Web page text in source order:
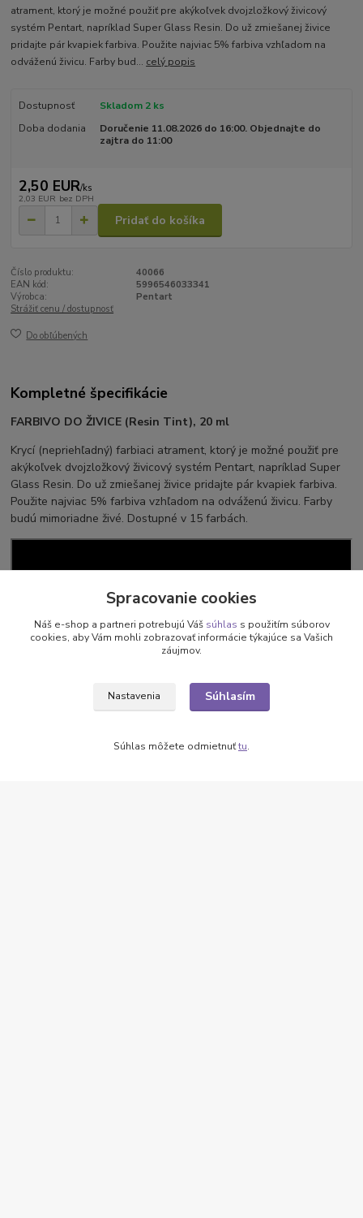
atrament, ktorý je možné použiť pre akýkoľvek dvojzložkový živicový
systém Pentart, napríklad Super Glass Resin. Do už zmiešanej živice
pridajte pár kvapiek farbiva. Použite najviac 5% farbiva vzhľadom na
odváženú živicu. Farby bud... celý popis
Dostupnosť
Skladom 2 ks
Doba dodania
Doručenie 11.08.2026 do 16:00. Objednajte do
zajtra do 11:00
2,50 EUR/ks
2,03 EUR bez DPH
Pridať do košíka
Číslo produktu:
40066
EAN kód:
5996546033341
Výrobca:
Pentart
Strážiť cenu / dostupnosť
Do obľúbených
Kompletné špecifikácie
FARBIVO DO ŽIVICE (Resin Tint), 20 ml
Krycí (nepriehľadný) farbiaci atrament, ktorý je možné použiť pre
akýkoľvek dvojzložkový živicový systém Pentart, napríklad Super
Glass Resin. Do už zmiešanej živice pridajte pár kvapiek farbiva.
Použite najviac 5% farbiva vzhľadom na odváženú živicu. Farby
budú mimoriadne živé. Dostupné v 15 farbách.
Spracovanie cookies
Náš e-shop a partneri potrebujú Váš súhlas s použitím súborov
cookies, aby Vám mohli zobrazovať informácie týkajúce sa Vašich
záujmov.
Nastavenia Súhlasím
Súhlas môžete odmietnuťtu.